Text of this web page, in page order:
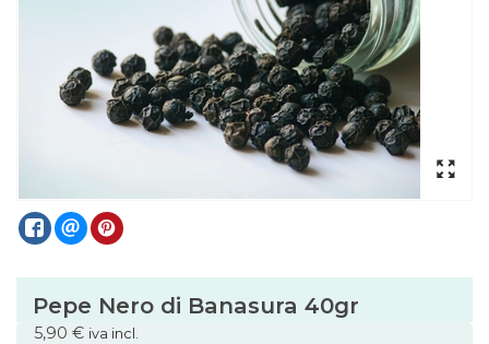
Pepe Nero di Banasura 40gr
5,90 € iva incl.